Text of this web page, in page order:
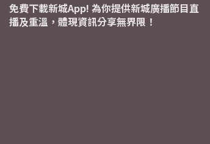
免費下載新城App! 為你提供新城廣播節目直
播及重溫，體現資訊分享無界限！